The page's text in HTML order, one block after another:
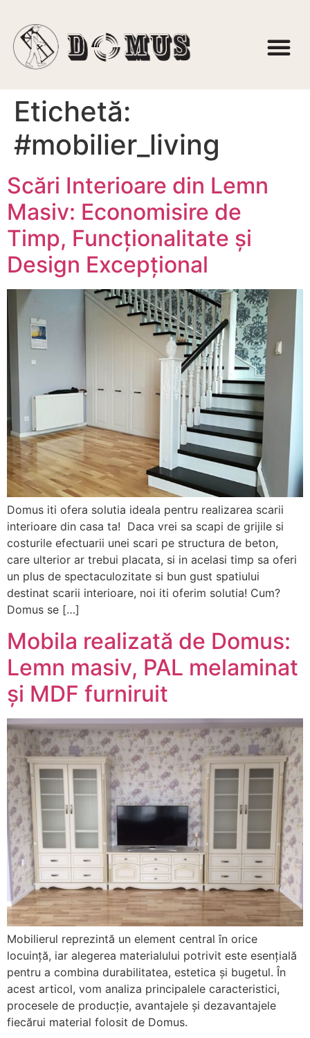
Etichetă:
#mobilier_living
Scări Interioare din Lemn
Masiv: Economisire de
Timp, Funcționalitate și
Design Excepțional
Domus iti ofera solutia ideala pentru realizarea scarii
interioare din casa ta! Daca vrei sa scapi de grijile si
costurile efectuarii unei scari pe structura de beton,
care ulterior ar trebui placata, si in acelasi timp sa oferi
un plus de spectaculozitate si bun gust spatiului
destinat scarii interioare, noi iti oferim solutia! Cum?
Domus se […]
Mobila realizată de Domus:
Lemn masiv, PAL melaminat
și MDF furniruit
Mobilierul reprezintă un element central în orice
locuință, iar alegerea materialului potrivit este esențială
pentru a combina durabilitatea, estetica și bugetul. În
acest articol, vom analiza principalele caracteristici,
procesele de producție, avantajele și dezavantajele
fiecărui material folosit de Domus.